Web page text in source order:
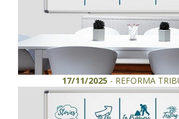
17/11/2025 - REFORMA